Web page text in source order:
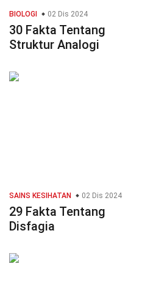
BIOLOGI 02 Dis 2024
30 Fakta Tentang
Struktur Analogi
SAINS KESIHATAN 02 Dis 2024
29 Fakta Tentang
Disfagia